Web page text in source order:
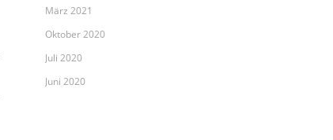
März 2021
Oktober 2020
Juli 2020
Juni 2020